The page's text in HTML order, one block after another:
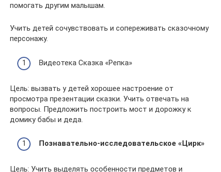
помогать другим малышам.
Учить детей сочувствовать и сопереживать сказочному
персонажу.
Видеотека Сказка «Репка»
Цель: вызвать у детей хорошее настроение от
просмотра презентации сказки. Учить отвечать на
вопросы. Предложить построить мост и дорожку к
домику бабы и деда.
Познавательно-исследовательское «Цирк»
Цель: Учить выделять особенности предметов и